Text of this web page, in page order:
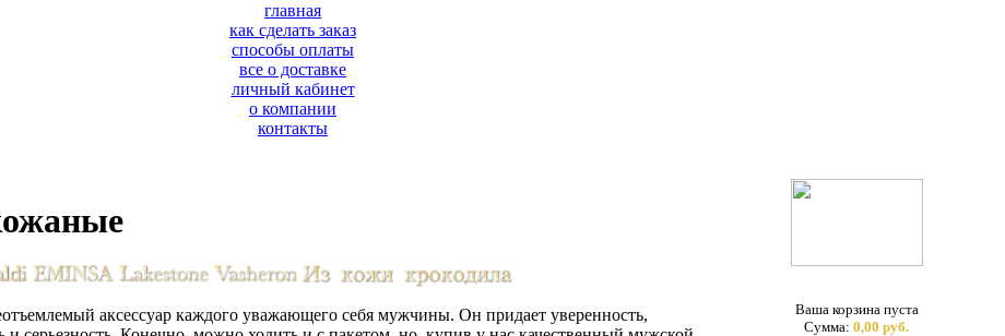
главная
как сделать заказ
способы оплаты
все о доставке
личный кабинет
о компании
контакты
аксессуар каждого уважающего себя мужчины. Он придает уверенность,
Ваша корзина пуста
Сумма: 0,00 руб.